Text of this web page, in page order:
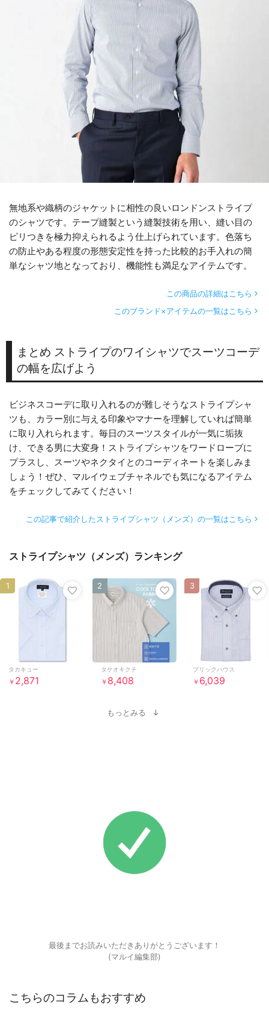
無地系や織柄のジャケットに相性の良いロンドンストライプ
のシャツです。テープ縫製という縫製技術を用い、縫い目の
ピリつきを極力抑えられるよう仕上げられています。色落ち
の防止やある程度の形態安定性を持った比較的お手入れの簡
単なシャツ地となっており、機能性も満足なアイテムです。
この商品の詳細はこちら
このブランド×アイテムの一覧はこちら
まとめ ストライプのワイシャツでスーツコーデ
の幅を広げよう
ビジネスコーデに取り入れるのが難しそうなストライプシャ
ツも、カラー別に与える印象やマナーを理解していれば簡単
に取り入れられます。毎日のスーツスタイルが一気に垢抜
け、できる男に大変身！ストライプシャツをワードローブに
プラスし、スーツやネクタイとのコーディネートを楽しみま
しょう！ぜひ、マルイウェブチャネルでも気になるアイテム
をチェックしてみてください！
この記事で紹介したストライプシャツ（メンズ）の一覧はこちら
ストライプシャツ（メンズ）ランキング
タカキュー
￥ 2,871
1
タケオキクチ
￥ 8,408
2
ブリックハウス
￥ 6,039
3
もっとみる
最後までお読みいただきありがとうございます！
(マルイ編集部)
こちらのコラムもおすすめ